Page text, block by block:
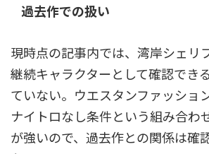
過去作での扱い
現時点の記事内では、湾岸シェリ
継続キャラクターとして確認でき
ていない。ウエスタンファッショ
ナイトロなし条件という組み合わ
が強いので、過去作との関係は確